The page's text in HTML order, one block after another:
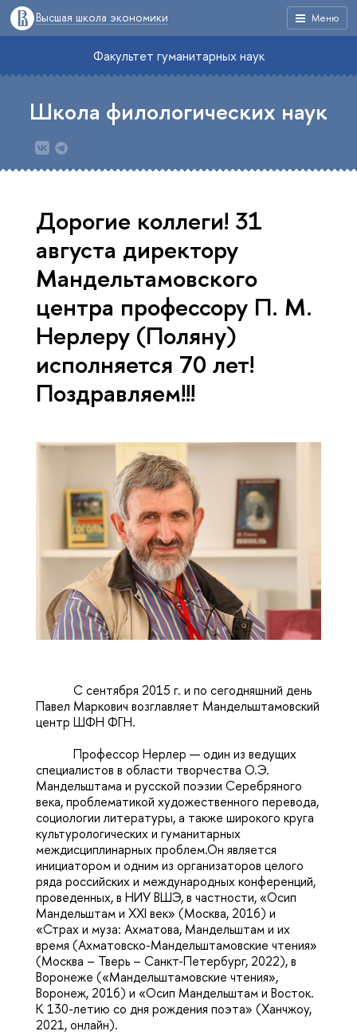
Меню
Высшая школа экономики
Факультет гуманитарных наук
Школа филологических наук
Дорогие коллеги! 31
августа директору
Мандельтамовского
центра профессору П. М.
Нерлеру (Поляну)
исполняется 70 лет!
Поздравляем!!!
С сентября 2015 г. и по сегодняшний день
Павел Маркович возглавляет Мандельштамовский
центр ШФН ФГН.
Профессор Нерлер — один из ведущих
специалистов в области творчества О.Э.
Мандельштама и русской поэзии Серебряного
века, проблематикой художественного перевода,
социологии литературы, а также широкого круга
культурологических и гуманитарных
междисциплинарных проблем.Он является
инициатором и одним из организаторов целого
ряда российских и международных конференций,
проведенных, в НИУ ВШЭ, в частности, «Осип
Мандельштам и XXI век» (Москва, 2016) и
«Страх и муза: Ахматова, Мандельштам и их
время (Ахматовско-Мандельштамовские чтения»
(Москва – Тверь – Санкт-Петербург, 2022), в
Воронеже («Мандельштамовские чтения»,
Воронеж, 2016) и «Осип Мандельштам и Восток.
К 130-летию со дня рождения поэта» (Ханчжоу,
2021, онлайн).